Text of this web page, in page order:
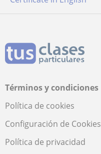
Términos y condiciones
Política de cookies
Configuración de Cookies
Política de privacidad